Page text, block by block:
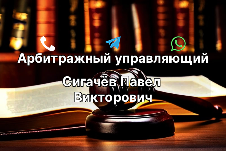
Перейти
к
содержимому
Арбитражный управляющий
Сигачёв Павел
Викторович